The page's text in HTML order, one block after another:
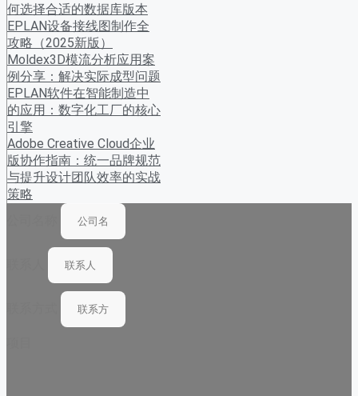
何选择合适的数据库版本
EPLAN设备接线图制作全
攻略（2025新版）
Moldex3D模流分析应用案
例分享：解决实际成型问题
EPLAN软件在智能制造中
的应用：数字化工厂的核心
引擎
Adobe Creative Cloud企业
版协作指南：统一品牌规范
与提升设计团队效率的实战
策略